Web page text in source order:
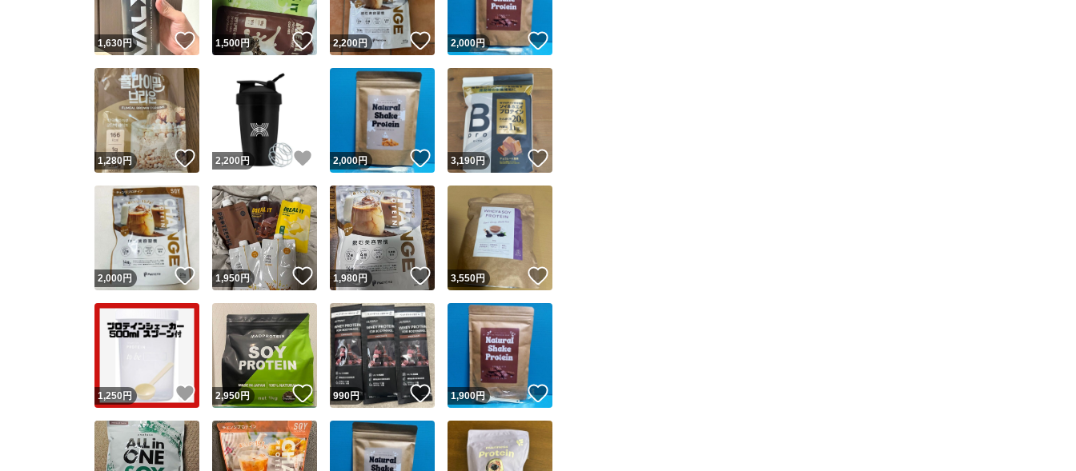
1,630円 いいね！
1,500円 いいね！
2,200円 いいね！
2,000円 いいね！
1,280円 いいね！
2,200 円 いいね！
2,000円 いいね！
3,190円
2,000円 いいね！
1,950円 いいね！
1,980円 いいね！
3,550円
1,250円 いいね！
2,950円 いいね！
990円 いいね！
1,900円 いいね！